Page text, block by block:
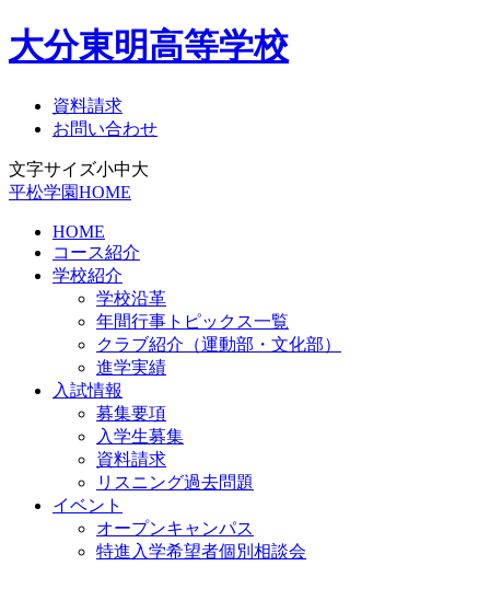
大分東明高等学校
資料請求
お問い合わせ
文字サイズ小中大
平松学園HOME
HOME
コース紹介
学校紹介
学校沿革
年間行事トピックス一覧
クラブ紹介（運動部・文化部）
進学実績
入試情報
募集要項
入学生募集
資料請求
リスニング過去問題
イベント
オープンキャンパス
特進入学希望者個別相談会